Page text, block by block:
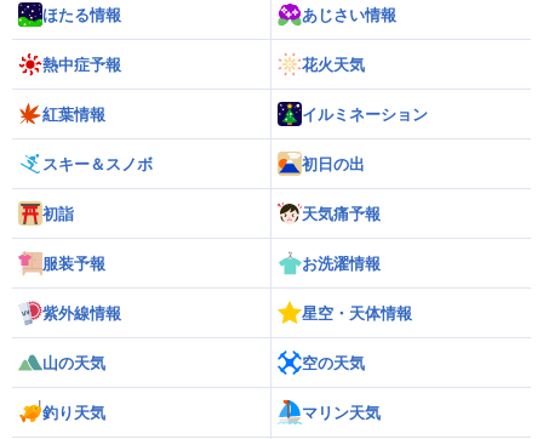
ほたる情報 あじさい情報
熱中症予報 花火天気
紅葉情報 イルミネーション
スキー＆スノボ 初日の出
初詣 天気痛予報
服装予報 お洗濯情報
紫外線情報 星空・天体情報
山の天気 空の天気
釣り天気 マリン天気